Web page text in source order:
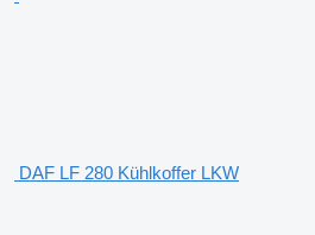
DAF LF 280 Kühlkoffer LKW